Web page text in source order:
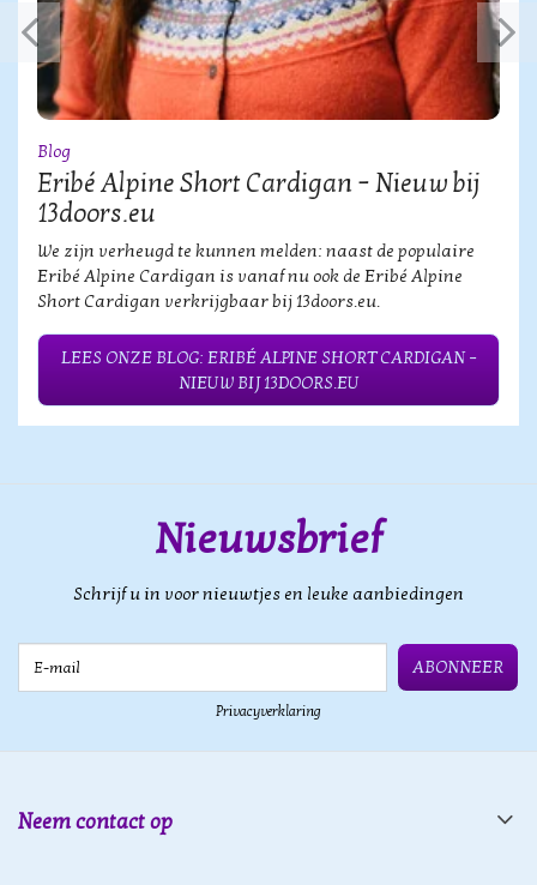
Blog
Eribé Alpine Short Cardigan – Nieuw bij
13doors.eu
We zijn verheugd te kunnen melden: naast de populaire
Eribé Alpine Cardigan is vanaf nu ook de Eribé Alpine
Short Cardigan verkrijgbaar bij 13doors.eu.
LEES ONZE BLOG: ERIBÉ ALPINE SHORT CARDIGAN –
NIEUW BIJ 13DOORS.EU
Nieuwsbrief
Schrijf u in voor nieuwtjes en leuke aanbiedingen
ABONNEER
Privacyverklaring
Neem contact op